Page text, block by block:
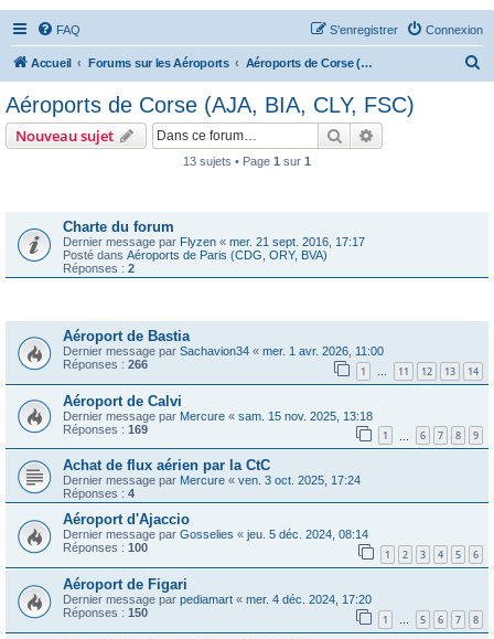
FAQ Connexion
S’enregistrer
Accueil Forums sur les Aéroports Aéroports de Corse (AJA, BIA, CLY, FSC)
Aéroports de Corse (AJA, BIA, CLY, FSC)
Nouveau sujet Rechercher
13 sujets • Page 1 sur 1
Charte du forum
Dernier message par Flyzen « mer. 21 sept. 2016, 17:17
Posté dans Aéroports de Paris (CDG, ORY, BVA)
Réponses : 2
Aéroport de Bastia
Dernier message par Sachavion34 « mer. 1 avr. 2026, 11:00
Réponses : 266 1 … 11 12 13 14
Aéroport de Calvi
Dernier message par Mercure « sam. 15 nov. 2025, 13:18
Réponses : 169 1 6 7 8 9
Achat de flux aérien par la CtC
Dernier message par Mercure « ven. 3 oct. 2025, 17:24
Réponses : 4
Aéroport d'Ajaccio
Dernier message par Gosselies « jeu. 5 déc. 2024, 08:14
Réponses : 100 1 2 3 4 5 6
Aéroport de Figari
Dernier message par pediamart « mer. 4 déc. 2024, 17:20
Réponses : 150 1 … 5 6 7 8